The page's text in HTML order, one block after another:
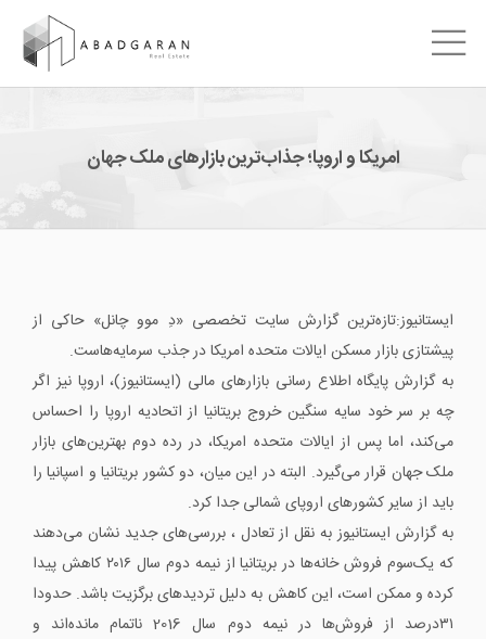
امریکا و اروپا؛ جذاب‌ترین بازارهای ملک جهان
ایستانیوز:تازه‌ترین گزارش سایت تخصصی «دِ موو چانل» حاکی از
پیشتازی بازار مسکن ایالات متحده امریکا در جذب سرمایه‌هاست.
به گزارش پایگاه اطلاع رسانی بازارهای مالی (ایستانیوز)، اروپا نیز اگر
چه بر سر خود سایه سنگین خروج بریتانیا از اتحادیه اروپا را احساس
می‌کند، اما پس از ایالات متحده امریکا، در رده دوم بهترین‌های بازار
ملک جهان قرار می‌گیرد. البته در این میان، دو کشور بریتانیا و اسپانیا را
باید از سایر کشورهای اروپای شمالی جدا کرد.
به گزارش ایستانیوز به نقل از تعادل ، بررسی‌های جدید نشان می‌دهند
که یک‌سوم فروش خانه‌ها در بریتانیا از نیمه دوم سال ۲۰۱۶ کاهش پیدا
کرده و ممکن است، این کاهش به دلیل تردیدهای برگزیت باشد. حدودا
۳۱درصد از فروش‌ها در نیمه دوم سال 2016 ناتمام مانده‌اند و